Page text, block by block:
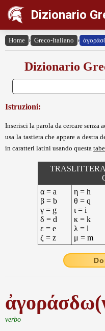
Dizionario
Home › Greco-Italiano ›
Dizionario
Istruzioni:
Inserisci la parola da cercare senza
usa la tastiera che appare a destra
in caratteri latini usando questa
α = a
β = b
γ = g
δ = d
ε = e
ζ = z
η = h
θ = q
ι = i
κ = k
λ = l
μ = m
verbo